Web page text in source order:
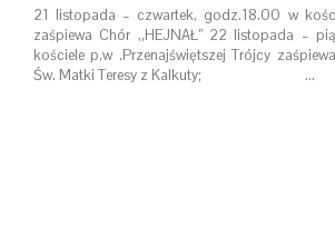
21 listopada – czwartek, godz.18.00 w
zaśpiewa Chór ,,HEJNAŁ” 22 listopada –
kościele p,w .Przenajświętszej Trójcy
Św. Matki Teresy z Kalkuty; …